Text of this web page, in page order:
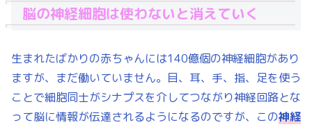
脳の神経細胞は使わないと消えていく
生まれたばかりの赤ちゃんには140億個の神経細胞があり
ますが、まだ働いていません。目、耳、手、指、足を使う
ことで細胞同士がシナプスを介してつながり神経回路とな
って脳に情報が伝達されるようになるのですが、この神経